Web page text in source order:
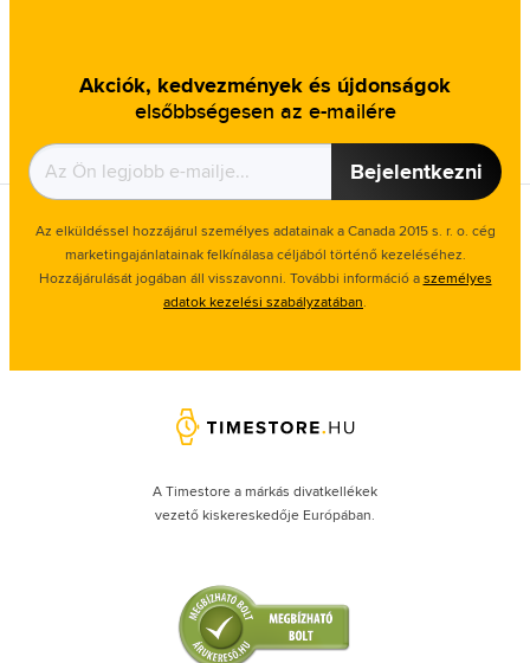
Akciók, kedvezmények és újdonságok
elsőbbségesen az e-mailére
Bejelentkezni
Az elküldéssel hozzájárul személyes adatainak a Canada 2015 s. r. o. cég
marketingajánlatainak felkínálasa céljából történő kezeléséhez.
Hozzájárulását jogában áll visszavonni. További információ aszemélyes
adatok kezelési szabályzatában.
A Timestore a márkás divatkellékek
vezető kiskereskedője Európában.